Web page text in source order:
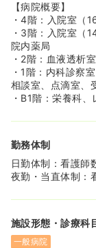
【病院概要】
・4階：入院室（
・3階：入院室（
院内薬局
・2階：血液透析
・1階：内科診
相談室、点滴室、
・B1階：栄養科
勤務体制
日勤体制：看護師
夜勤・当直体制：
施設形態・診療科
一般病院